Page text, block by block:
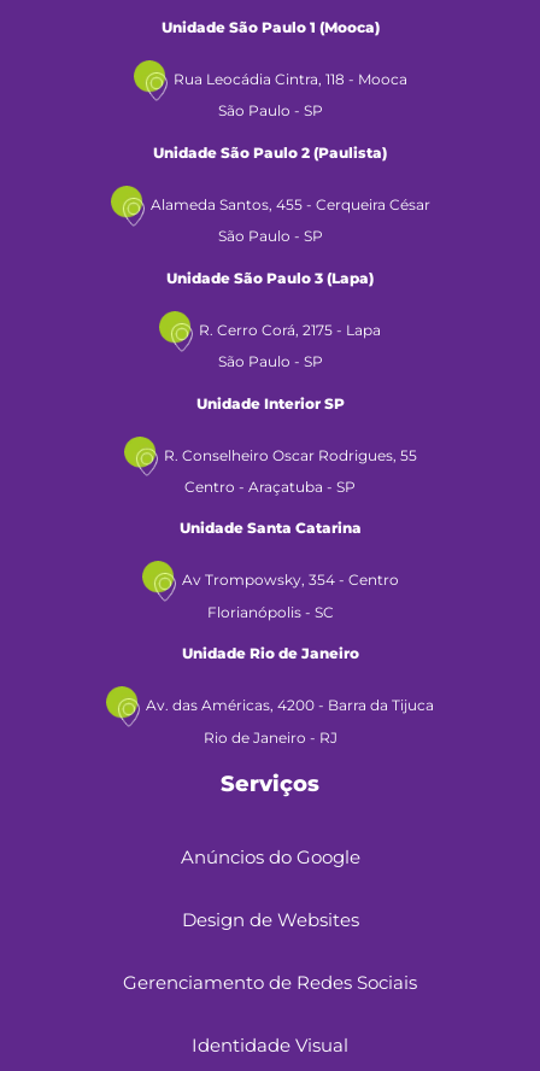
Unidade São Paulo 1 (Mooca)
Rua Leocádia Cintra, 118 - Mooca
São Paulo - SP
Unidade São Paulo 2 (Paulista)
Alameda Santos, 455 - Cerqueira César
São Paulo - SP
Unidade São Paulo 3 (Lapa)
R. Cerro Corá, 2175 - Lapa
São Paulo - SP
Unidade Interior SP
R. Conselheiro Oscar Rodrigues, 55
Centro - Araçatuba - SP
Unidade Santa Catarina
Av Trompowsky, 354 - Centro
Florianópolis - SC
Unidade Rio de Janeiro
Av. das Américas, 4200 - Barra da Tijuca
Rio de Janeiro - RJ
Serviços
Anúncios do Google
Design de Websites
Gerenciamento de Redes Sociais
Identidade Visual